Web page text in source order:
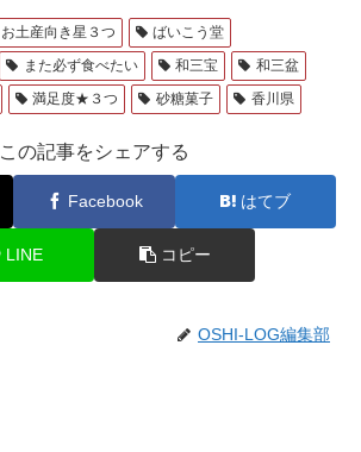
お土産向き星３つ
ばいこう堂
また必ず食べたい 和三宝
和三盆
満足度★３つ 砂糖菓子 香川県
この記事をシェアする
Facebook はてブ
LINE コピー
OSHI-LOG編集部